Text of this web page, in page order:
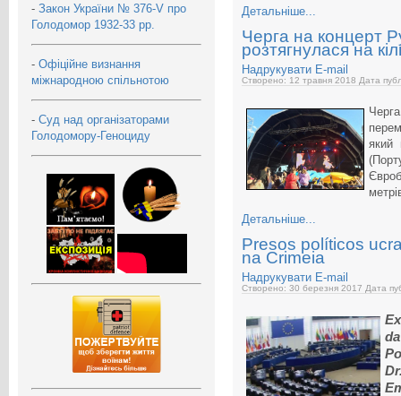
- Закон України № 376-V про
Голодомор 1932-33 рр.
- Офіційне визнання
міжнародною спільнотою
- Суд над організаторами
Голодомору-Геноциду
Детальніше...
Черга на концерт
розтягнулася на
Надрукувати E-mail
Створено: 12 травня 2018 Дата
який
Детальніше...
Presos políticos
na Crimeia
Надрукувати E-mail
Створено: 30 березня 2017 Дата